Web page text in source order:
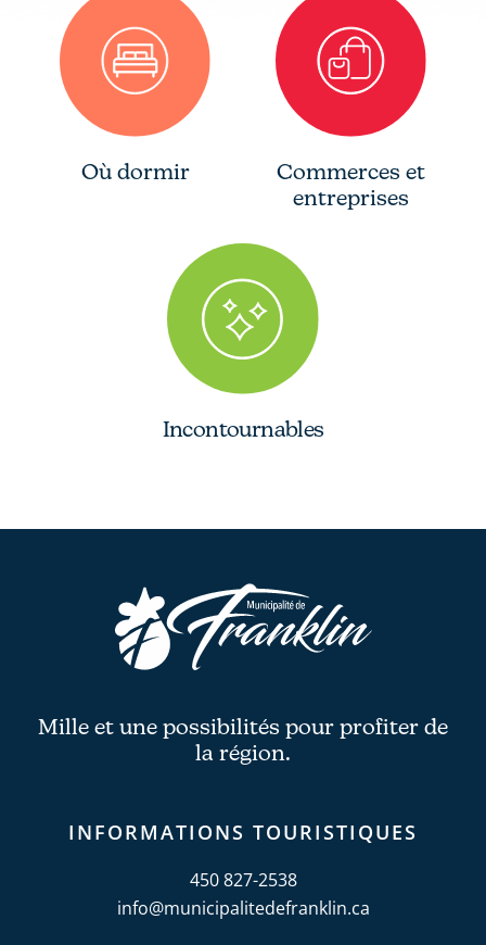
Où dormir
Commerces et
entreprises
Incontournables
Mille et une possibilités pour profiter de
la région.
INFORMATIONS TOURISTIQUES
450 827-2538
info@municipalitedefranklin.ca